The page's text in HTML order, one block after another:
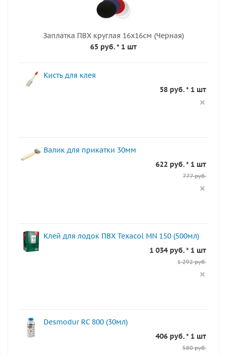
Заплатка ПВХ круглая 16х16см (Черная)
65 руб.* 1 шт
Кисть для клея
58 руб. * 1 шт
Валик для прикатки 30мм
622 руб. * 1 шт
777 руб.
Клей для лодок ПВХ Texacol МN 150 (500мл)
1 034 руб. * 1 шт
1 292 руб.
Desmodur RC 800 (30мл)
406 руб. * 1 шт
580 руб.